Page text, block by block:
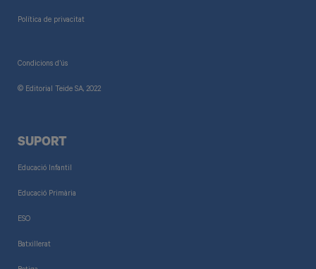
Política de privacitat
Condicions d’ús
© Editorial Teide SA, 2022
SUPORT
Educació Infantil
Educació Primària
ESO
Batxillerat